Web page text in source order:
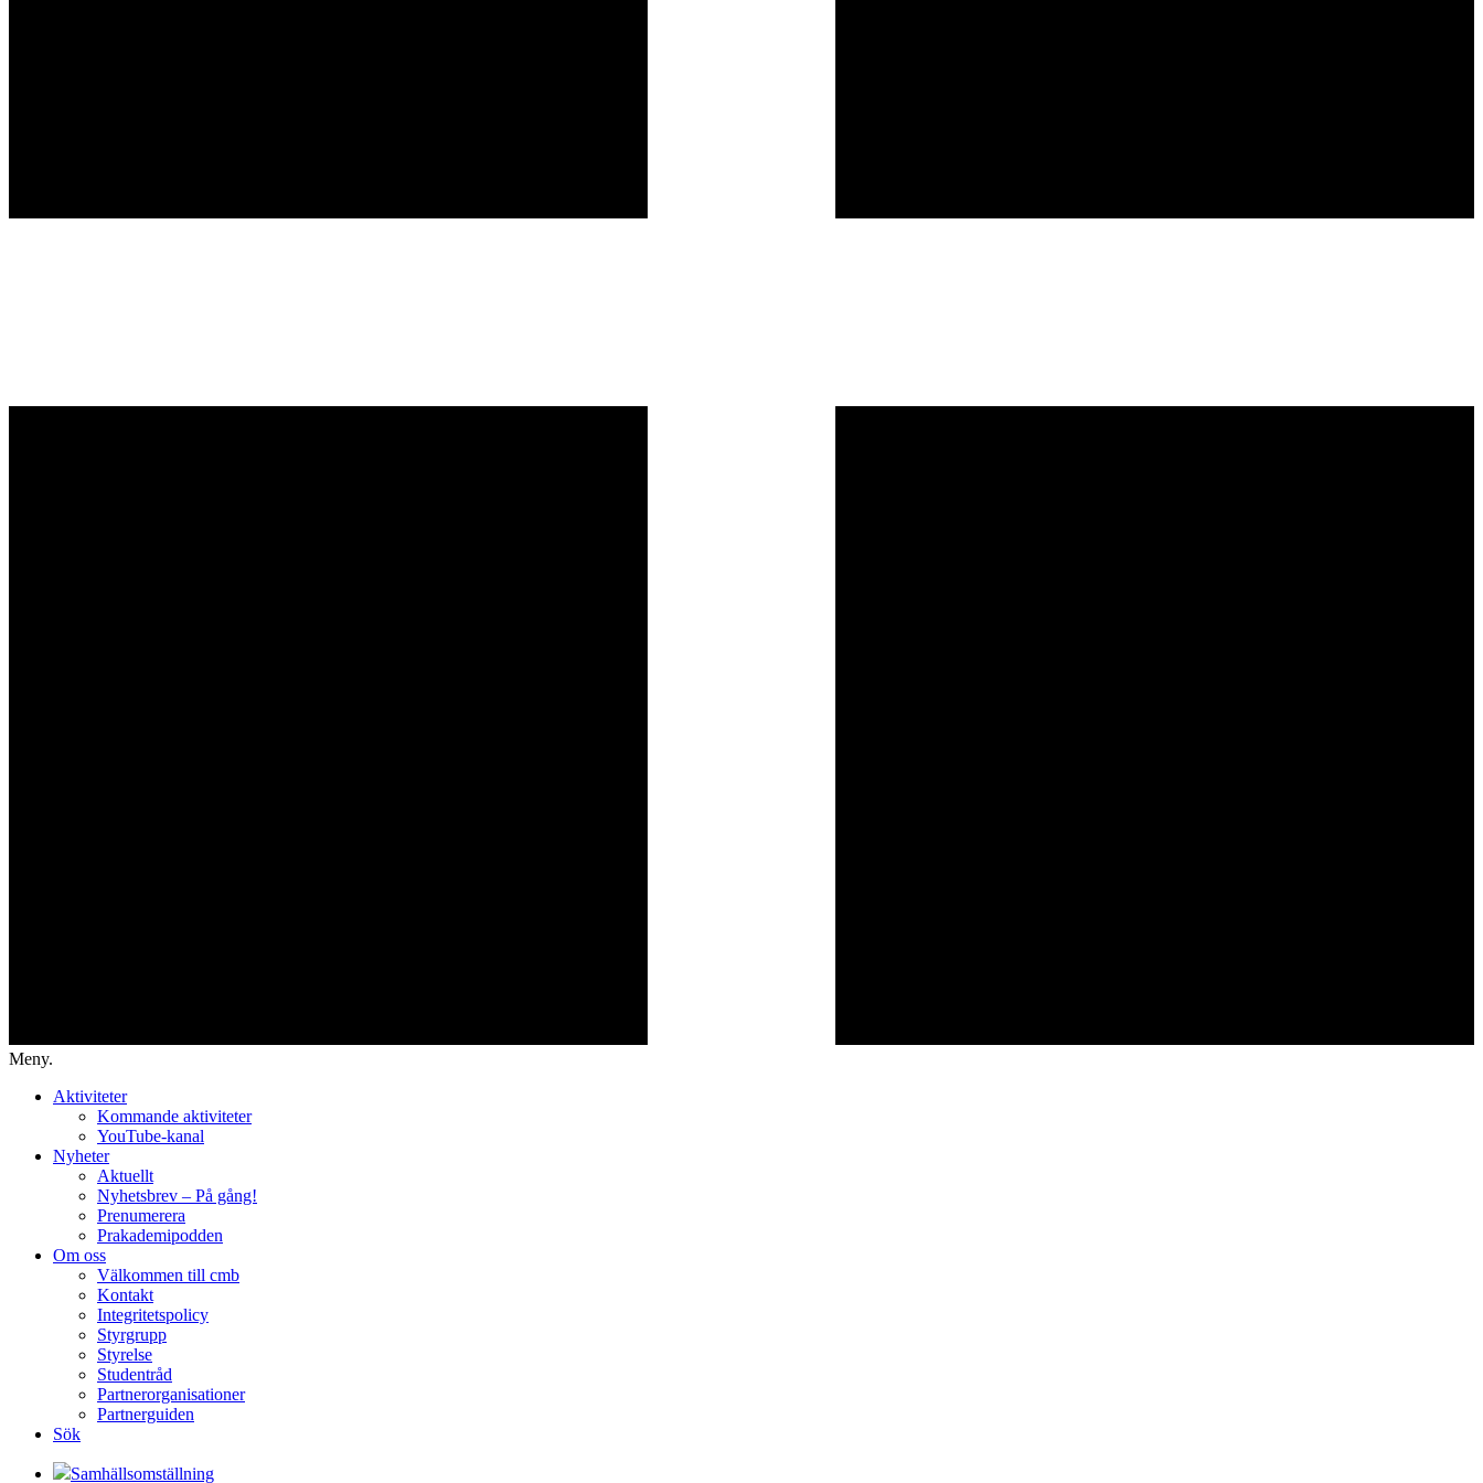
Meny.
Aktiviteter
Kommande aktiviteter
YouTube-kanal
Nyheter
Aktuellt
Nyhetsbrev – På gång!
Prenumerera
Prakademipodden
Om oss
Välkommen till cmb
Kontakt
Integritetspolicy
Styrgrupp
Styrelse
Studentråd
Partnerorganisationer
Partnerguiden
Sök
Samhällsomställning